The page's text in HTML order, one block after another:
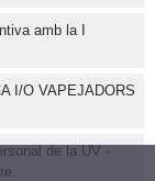
amb la I
I/O VAPEJADORS
de la UV -